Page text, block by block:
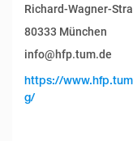
Richard-Wagner-
80333 München
info@hfp.tum.de
https://
g/